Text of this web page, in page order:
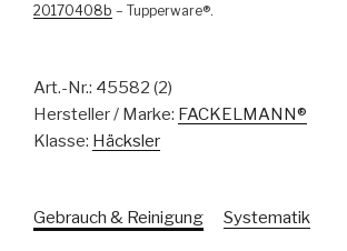
20170408b – Tupperware®.
Art.-Nr.: 45582 (2)
Hersteller / Marke: FACKELMANN®
Klasse: Häcksler
Gebrauch & Reinigung Systematik